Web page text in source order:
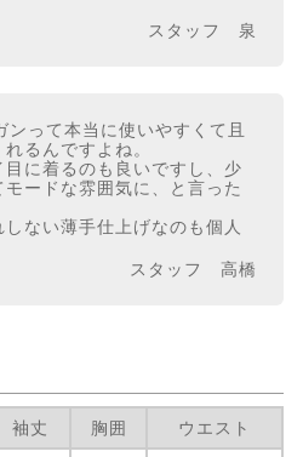
スタッフ 泉
って本当に使いやすくて且
るんですよね。
に着るのも良いですし、少
ードな雰囲気に、と言った
ない薄手仕上げなのも個人
スタッフ 高橋
袖丈 胸囲 ウエスト